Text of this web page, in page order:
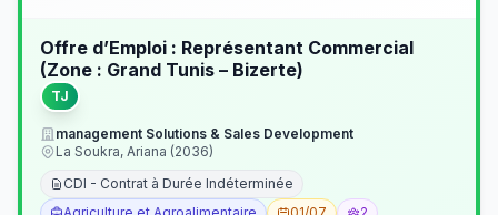
Offre d’Emploi : Représentant Commercial
(Zone : Grand Tunis – Bizerte)
TJ
management Solutions & Sales Development
La Soukra, Ariana (2036)
CDI - Contrat à Durée Indéterminée